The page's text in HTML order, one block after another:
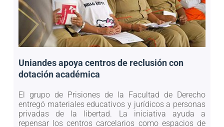
Uniandes apoya centros de reclusión con
dotación académica
El grupo de Prisiones de la Facultad de Derecho
entregó materiales educativos y jurídicos a personas
privadas de la libertad. La iniciativa ayuda a
repensar los centros carcelarios como espacios de